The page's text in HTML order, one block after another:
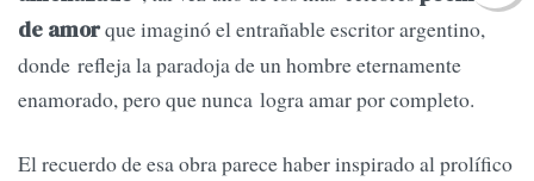
de amorque imaginó el entrañable escritor argentino,
donde refleja la paradoja de un hombre eternamente
enamorado, pero que nunca logra amar por completo.
El recuerdo de esa obra parece haber inspirado al prolífico